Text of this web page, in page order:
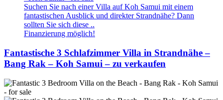
Suchen Sie nach einer Villa auf Koh Samui mit einem
fantastischen Ausblick und direkter Strandnähe? Dann
sollten Sie sich diese ..
Finanzierung möglich!
Fantastische 3 Schlafzimmer Villa in Strandnähe –
Bang Rak – Koh Samui – zu verkaufen